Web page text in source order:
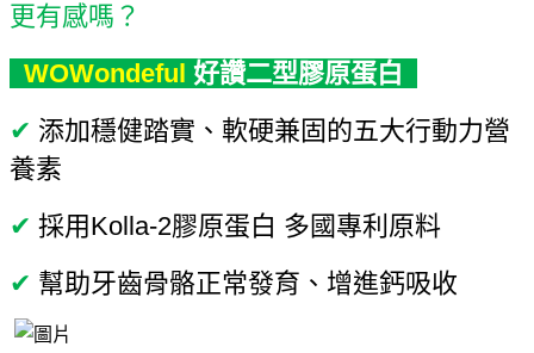
更有感嗎？
WOWondeful 好讚二型膠原蛋白
✔ 添加穩健踏實、軟硬兼固的五大行動力營
養素
✔ 採用Kolla-2膠原蛋白 多國專利原料
✔ 幫助牙齒骨骼正常發育、增進鈣吸收